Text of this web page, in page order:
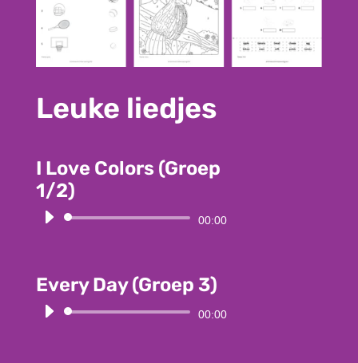
Leuke liedjes
I Love Colors (Groep
1/2)
Audio
00:00
Every Day (Groep 3)
Audio
00:00